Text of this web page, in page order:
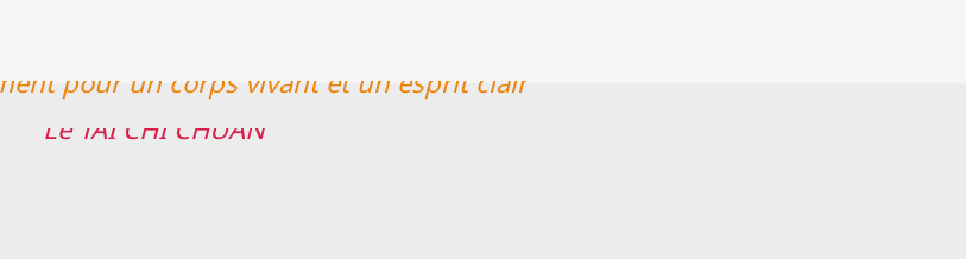
Le TAI CHI CHUAN
pour un corps vivant et un esprit clair "